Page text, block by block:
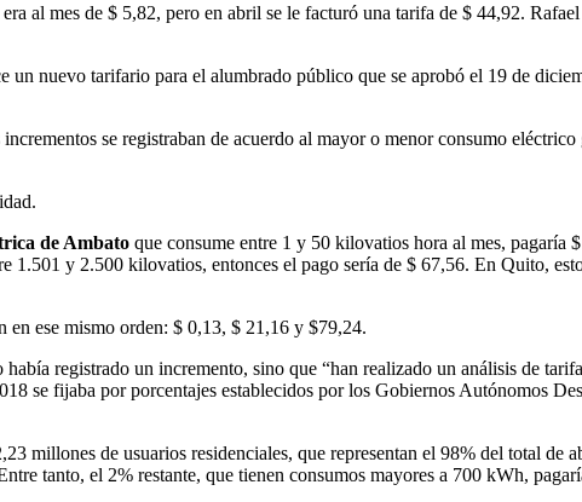
al mes de $ 5,82, pero en abril se le facturó una tarifa de $ 44,92.
nuevo tarifario para el alumbrado público que se aprobó el 19 de
se registraban de acuerdo al mayor o menor consumo
de Ambato que consume entre 1 y 50 kilovatios hora al mes, pagaría
y 2.500 kilovatios, entonces el pago sería de $ 67,56. En Quito,
en ese mismo orden: $ 0,13, $ 21,16 y $79,24.
registrado un incremento, sino que “han realizado un análisis de
se fijaba por porcentajes establecidos por los Gobiernos Autónomos
millones de usuarios residenciales, que representan el 98% del total de
tanto, el 2% restante, que tienen consumos mayores a 700 kWh,